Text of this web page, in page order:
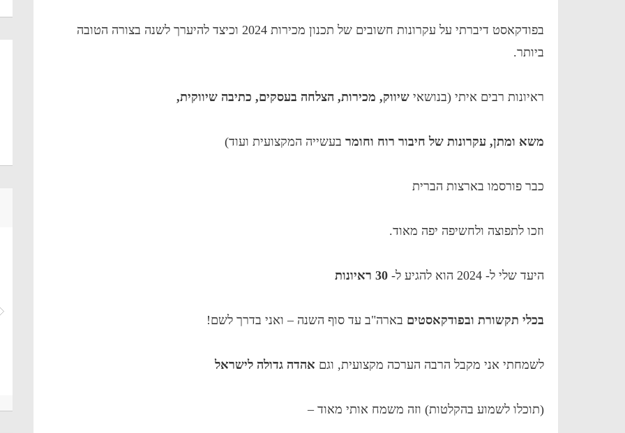
בפודקאסט דיברתי על עקרונות חשובים של תכנון מכירות 2024 וכיצד להיערך לשנה בצורה הטובה
ביותר.
ראיונות רבים איתי (בנושאי שיווק, מכירות, הצלחה בעסקים, כתיבה שיווקית,
משא ומתן, עקרונות של חיבור רוח וחומר בעשייה המקצועית ועוד)
כבר פורסמו בארצות הברית
וזכו לתפוצה ולחשיפה יפה מאוד.
היעד שלי ל- 2024 הוא להגיע ל- 30 ראיונות
בכלי תקשורת ובפודקאסטים בארה"ב עד סוף השנה – ואני בדרך לשם!
לשמחתי אני מקבל הרבה הערכה מקצועית, וגם אהדה גדולה לישראל
(תוכלו לשמוע בהקלטות) וזה משמח אותי מאוד –